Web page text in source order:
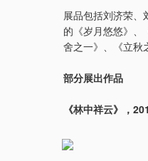
展品包括刘济荣
的《岁月悠悠》、
舍之一》、《立秋
部分展出作品
《林中祥云》，